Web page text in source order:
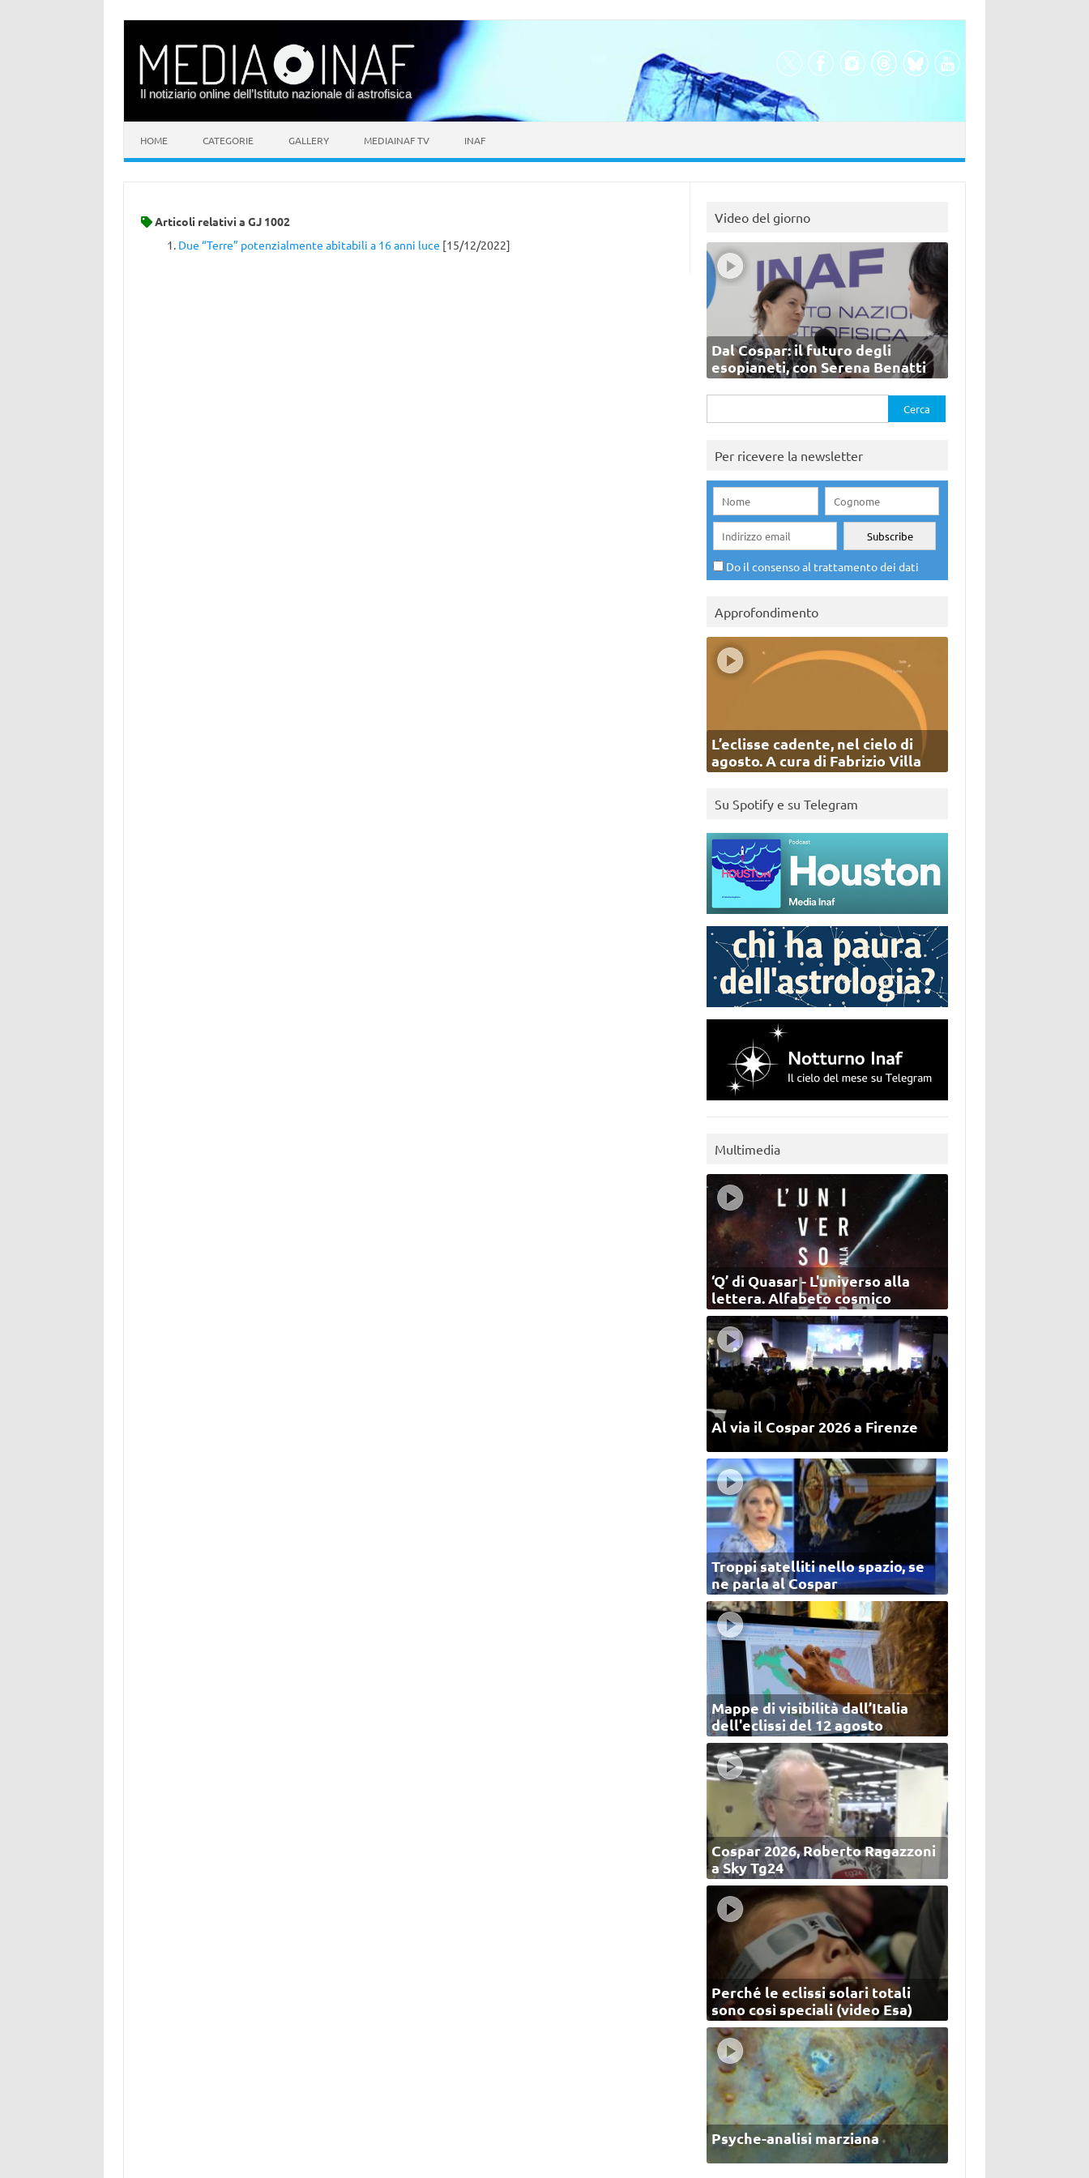
Il notiziario online dell’Istituto nazionale di astrofisica
HOME CATEGORIE GALLERY MEDIAINAF TV INAF
Articoli relativi a GJ 1002
Due “Terre” potenzialmente abitabili a 16 anni luce [15/12/2022]
Video del giorno
Dal Cospar: il futuro degli
esopianeti, con Serena Benatti
per:
Per ricevere la newsletter
Do il consenso al trattamento dei dati
Approfondimento
L’eclisse cadente, nel cielo di
agosto. A cura di Fabrizio Villa
Su Spotify e su Telegram
Multimedia
‘Q’ di Quasar - L'universo alla
lettera. Alfabeto cosmico
Al via il Cospar 2026 a Firenze
Troppi satelliti nello spazio, se
ne parla al Cospar
Mappe di visibilità dall’Italia
dell'eclissi del 12 agosto
Cospar 2026, Roberto Ragazzoni
a Sky Tg24
Perché le eclissi solari totali
sono così speciali (video Esa)
Psyche-analisi marziana